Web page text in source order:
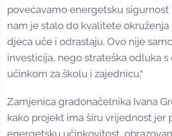
povećavamo energetsku sigurnost
nam je stalo do kvalitete okruženja
djeca uče i odrastaju. Ovo nije
investicija, nego strateška odluka
učinkom za školu i zajednicu.“
Zamjenica gradonačelnika Ivana
kako projekt ima širu vrijednost jer
energetsku učinkovitost,